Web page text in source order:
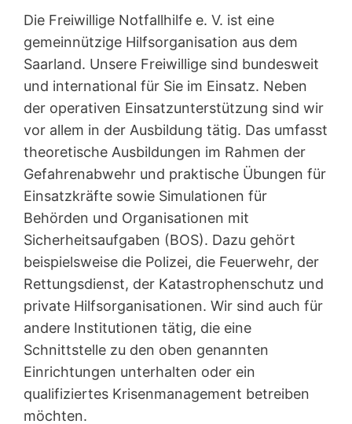
Die Freiwillige Notfallhilfe e. V. ist eine
gemeinnützige Hilfsorganisation aus dem
Saarland. Unsere Freiwillige sind bundesweit
und international für Sie im Einsatz. Neben
der operativen Einsatzunterstützung sind wir
vor allem in der Ausbildung tätig. Das umfasst
theoretische Ausbildungen im Rahmen der
Gefahrenabwehr und praktische Übungen für
Einsatzkräfte sowie Simulationen für
Behörden und Organisationen mit
Sicherheitsaufgaben (BOS). Dazu gehört
beispielsweise die Polizei, die Feuerwehr, der
Rettungsdienst, der Katastrophenschutz und
private Hilfsorganisationen. Wir sind auch für
andere Institutionen tätig, die eine
Schnittstelle zu den oben genannten
Einrichtungen unterhalten oder ein
qualifiziertes Krisenmanagement betreiben
möchten.